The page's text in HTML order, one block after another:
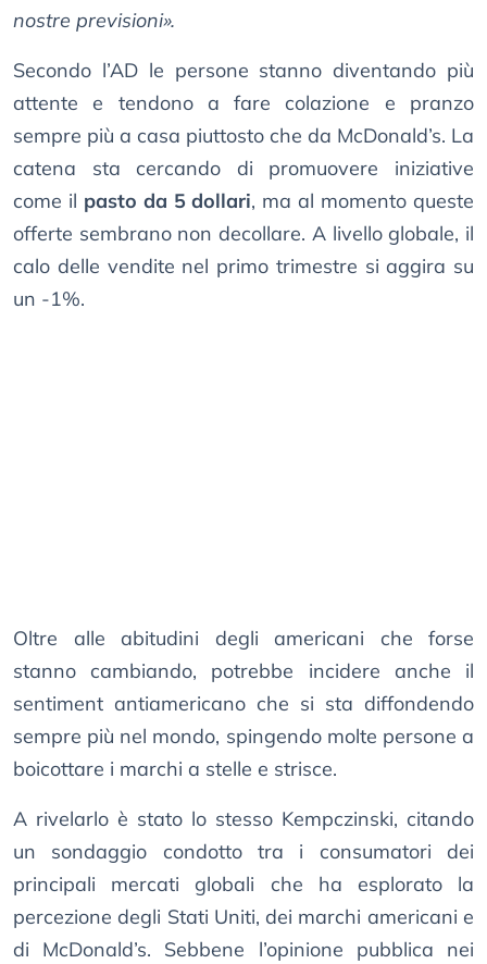
nostre previsioni».
Secondo l’AD le persone stanno diventando più
attente e tendono a fare colazione e pranzo
sempre più a casa piuttosto che da McDonald’s. La
catena sta cercando di promuovere iniziative
come il pasto da 5 dollari, ma al momento queste
offerte sembrano non decollare. A livello globale, il
calo delle vendite nel primo trimestre si aggira su
un -1%.
Oltre alle abitudini degli americani che forse
stanno cambiando, potrebbe incidere anche il
sentiment antiamericano che si sta diffondendo
sempre più nel mondo, spingendo molte persone a
boicottare i marchi a stelle e strisce.
A rivelarlo è stato lo stesso Kempczinski, citando
un sondaggio condotto tra i consumatori dei
principali mercati globali che ha esplorato la
percezione degli Stati Uniti, dei marchi americani e
di McDonald’s. Sebbene l’opinione pubblica nei